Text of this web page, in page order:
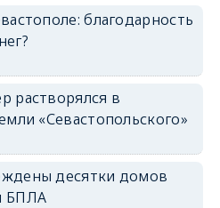
благодарность
растворялся в
«Севастопольского»
десятки домов
БПЛА